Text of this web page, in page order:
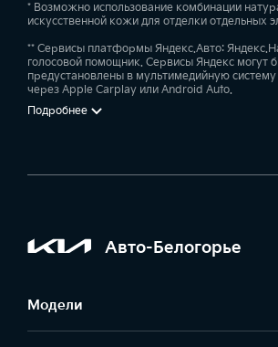
* Возможно использование комбинации
искусственной кожи для отделки отдельных
** Сервисы платформы Яндекс.Авто:
голосовой помощник. Сервисы Яндекс могут
предустановлены в мультимедийную
через Apple Carplay или Android Auto.
Подробнее
Авто-Белогорье
Модели